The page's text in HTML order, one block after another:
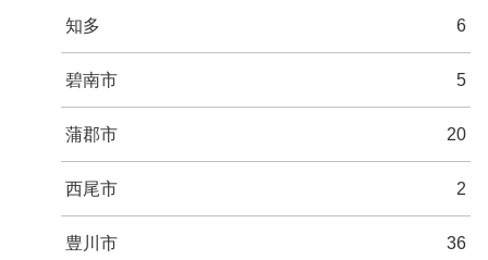
知多 6
碧南市 5
蒲郡市 20
西尾市 2
豊川市 36